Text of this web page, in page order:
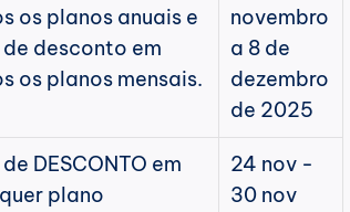
os planos anuais e
de desconto em
os planos mensais.
novembro
a 8 de
dezembro
de 2025
DESCONTO em
plano
24 nov -
30 nov